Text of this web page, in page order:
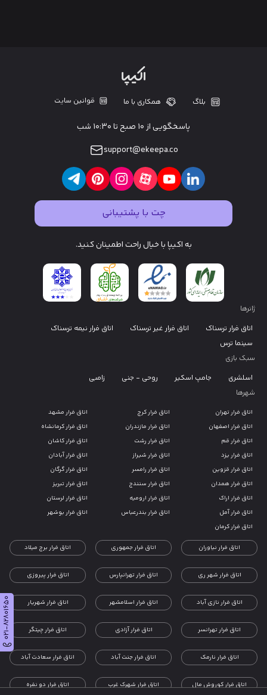
021-82801650
بلاگ همکاری با ما قوانین سایت
پاسخگویی از ۱۰ صبح تا ۱۰:۳۰ شب
support@ekeepa.co
چت با پشتیبانی
به اکیپا با خیال راحت اطمینان کنید.
ژانرها
اتاق فرار ترسناک
اتاق فرار غیر ترسناک
اتاق فرار نیمه ترسناک
سینما ترس
سبک بازی
اسلشری
جامپ اسکیر روحی - جنی
زامبی
شهرها
اتاق فرار تهران اتاق فرار کرج
اتاق فرار مشهد
اتاق فرار اصفهان
اتاق فرار مازندران
اتاق فرار کرمانشاه
اتاق فرار قم
اتاق فرار رشت
اتاق فرار کاشان
اتاق فرار یزد
اتاق فرار شیراز
اتاق فرار آبادان
اتاق فرار قزوین
اتاق فرار رامسر
اتاق فرار گرگان
اتاق فرار همدان
اتاق فرار سنندج
اتاق فرار تبریز
اتاق فرار اراک
اتاق فرار ارومیه
اتاق فرار لرستان
اتاق فرار آمل
اتاق فرار بندرعباس
اتاق فرار بوشهر
اتاق فرار کرمان
اتاق فرار نیاوران اتاق فرار جمهوری اتاق فرار برج میلاد
اتاق فرار شهر ری اتاق فرار تهرانپارس اتاق فرار پیروزی
اتاق فرار نازی آباد اتاق فرار اسلامشهر اتاق فرار شهریار
اتاق فرار تهرانسر اتاق فرار آزادی اتاق فرار چیتگر
اتاق فرار نارمک اتاق فرار جنت آباد اتاق فرار سعادت آباد
اتاق فرار کوروش مال اتاق فرار شهرک غرب اتاق فرار دو نفره